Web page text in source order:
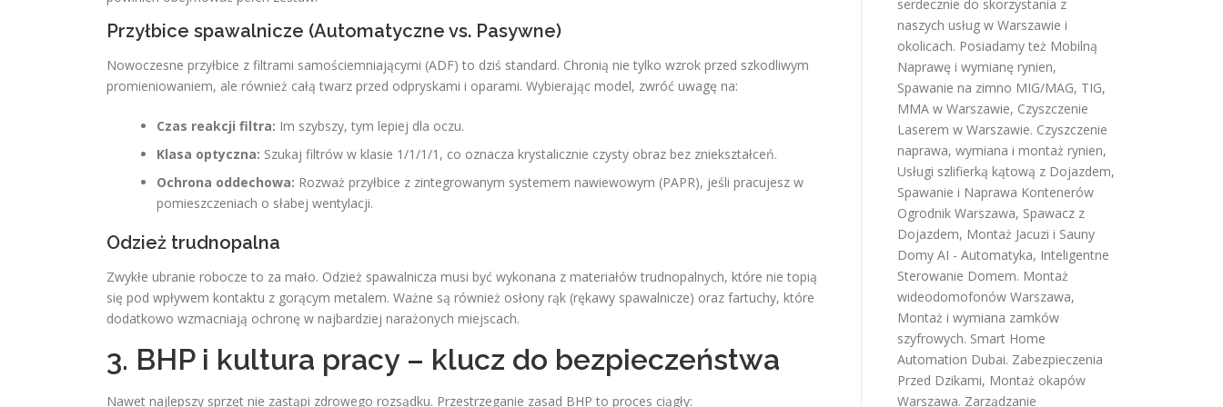
Przyłbice spawalnicze (Automatyczne vs. Pasywne)
Nowoczesne przyłbice z filtrami samościemniającymi (ADF) to dziś standard. Chronią nie tylko wzrok przed szkodliwym
promieniowaniem, ale również całą twarz przed odpryskami i oparami. Wybierając model, zwróć uwagę na:
Czas reakcji filtra: Im szybszy, tym lepiej dla oczu.
Klasa optyczna: Szukaj filtrów w klasie 1/1/1/1, co oznacza krystalicznie czysty obraz bez zniekształceń.
Ochrona oddechowa: Rozważ przyłbice z zintegrowanym systemem nawiewowym (PAPR), jeśli pracujesz w
pomieszczeniach o słabej wentylacji.
Odzież trudnopalna
Zwykłe ubranie robocze to za mało. Odzież spawalnicza musi być wykonana z materiałów trudnopalnych, które nie topią
się pod wpływem kontaktu z gorącym metalem. Ważne są również osłony rąk (rękawy spawalnicze) oraz fartuchy, które
dodatkowo wzmacniają ochronę w najbardziej narażonych miejscach.
3. BHP i kultura pracy – klucz do bezpieczeństwa
Nawet najlepszy sprzęt nie zastąpi zdrowego rozsądku. Przestrzeganie zasad BHP to proces ciągły:
serdecznie do skorzystania z
naszych usług w Warszawie i
okolicach. Posiadamy też Mobilną
Naprawę i wymianę rynien,
Spawanie na zimno MIG/MAG, TIG,
MMA w Warszawie, Czyszczenie
Laserem w Warszawie. Czyszczenie
naprawa, wymiana i montaż rynien,
Usługi szlifierką kątową z Dojazdem,
Spawanie i Naprawa Kontenerów
Ogrodnik Warszawa, Spawacz z
Dojazdem, Montaż Jacuzi i Sauny
Domy AI - Automatyka, Inteligentne
Sterowanie Domem. Montaż
wideodomofonów Warszawa,
Montaż i wymiana zamków
szyfrowych. Smart Home
Automation Dubai. Zabezpieczenia
Przed Dzikami, Montaż okapów
Warszawa. Zarządzanie